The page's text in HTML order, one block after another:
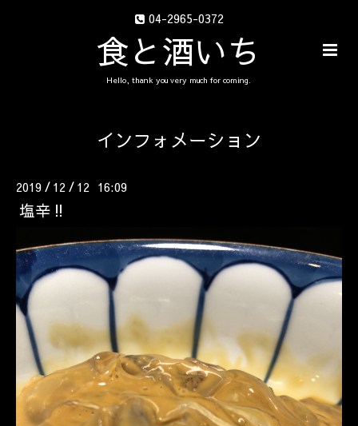
04-2965-0372
食と酒いち
Hello, thank you very much for coming.
インフォメーション
2019 / 12 / 12 16:09
塩辛‼️